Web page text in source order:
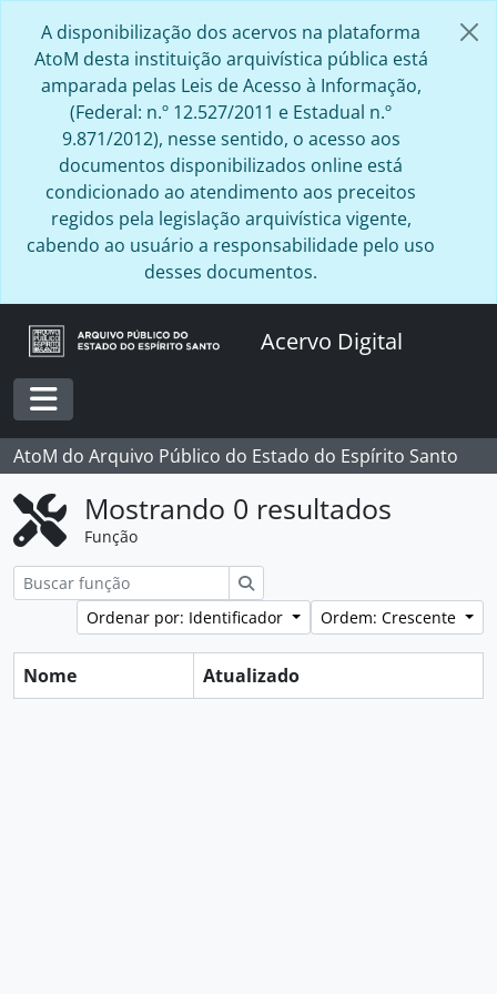
A disponibilização dos acervos na plataforma
AtoM desta instituição arquivística pública está
amparada pelas Leis de Acesso à Informação,
(Federal: n.º 12.527/2011 e Estadual n.º
9.871/2012), nesse sentido, o acesso aos
documentos disponibilizados online está
condicionado ao atendimento aos preceitos
regidos pela legislação arquivística vigente,
cabendo ao usuário a responsabilidade pelo uso
desses documentos.
Acervo Digital
Toggle navigation
AtoM do Arquivo Público do Estado do Espírito Santo
Mostrando 0 resultados
Função
Ordenar por: Identificador
Ordem: Crescente
Nome Atualizado